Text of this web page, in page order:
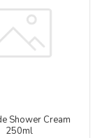
Shower Cream
250ml